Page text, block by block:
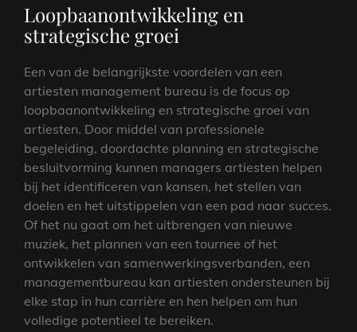
Loopbaanontwikkeling en
strategische groei
Een van de belangrijkste voordelen van een
artiesten management bureau is de focus op
loopbaanontwikkeling en strategische groei van
artiesten. Door middel van professionele
begeleiding, doordachte planning en strategische
besluitvorming kunnen managers artiesten helpen
bij het identificeren van kansen, het stellen van
doelen en het uitstippelen van een pad naar succes.
Of het nu gaat om het uitbrengen van nieuwe
muziek, het plannen van een tournee of het
ontwikkelen van samenwerkingsverbanden, een
managementbureau kan artiesten ondersteunen bij
elke stap in hun carrière en hen helpen om hun
volledige potentieel te bereiken.